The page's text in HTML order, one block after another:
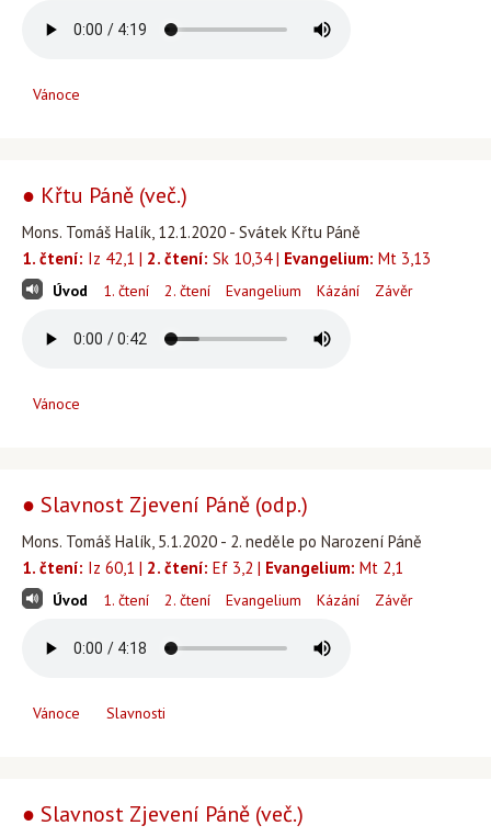
Vánoce
● Křtu Páně (več.)
Mons. Tomáš Halík, 12.1.2020 - Svátek Křtu Páně
1. čtení: Iz 42,1 | 2. čtení: Sk 10,34 | Evangelium: Mt 3,13
Úvod 1. čtení 2. čtení Evangelium Kázání Závěr
Vánoce
● Slavnost Zjevení Páně (odp.)
Mons. Tomáš Halík, 5.1.2020 - 2. neděle po Narození Páně
1. čtení: Iz 60,1 | 2. čtení: Ef 3,2 | Evangelium: Mt 2,1
Úvod 1. čtení 2. čtení Evangelium Kázání Závěr
Vánoce Slavnosti
● Slavnost Zjevení Páně (več.)